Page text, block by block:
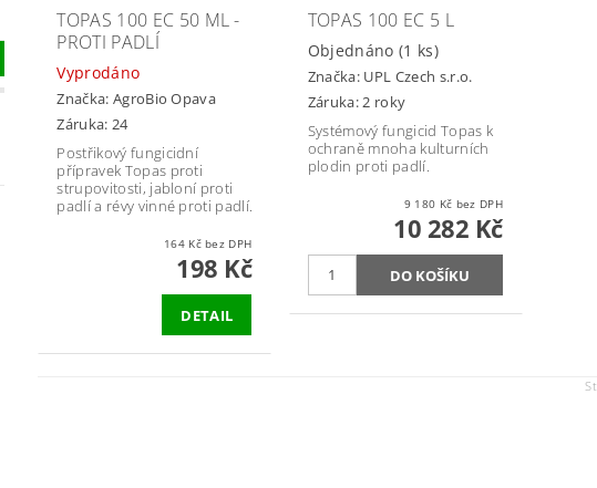
TOPAS 100 EC 50 ML -
PROTI PADLÍ
Vyprodáno
Značka: AgroBio Opava
Záruka: 24
Postřikový fungicidní
přípravek Topas proti
strupovitosti, jabloní proti
padlí a révy vinné proti padlí.
164 Kč bez DPH
198 Kč
DETAIL
TOPAS 100 EC 5 L
Objednáno(1 ks)
Značka: UPL Czech s.r.o.
Záruka: 2 roky
Systémový fungicid Topas k
ochraně mnoha kulturních
plodin proti padlí.
9 180 Kč bez DPH
10 282 Kč